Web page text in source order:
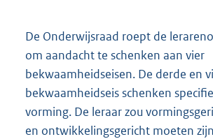
De Onderwijsraad roept de
om aandacht te schenken aan vier
bekwaamheidseisen. De derde en
bekwaamheidseis schenken
vorming. De leraar zou
en ontwikkelingsgericht moeten